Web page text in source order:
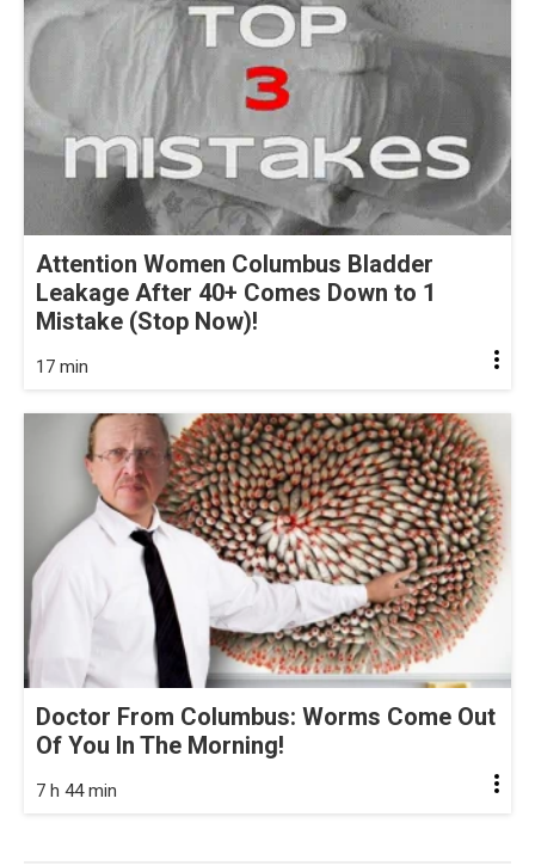
Attention Women Columbus Bladder
Leakage After 40+ Comes Down to 1
Mistake (Stop Now)!
17 min
Doctor From Columbus: Worms Come Out
Of You In The Morning!
7 h 44 min